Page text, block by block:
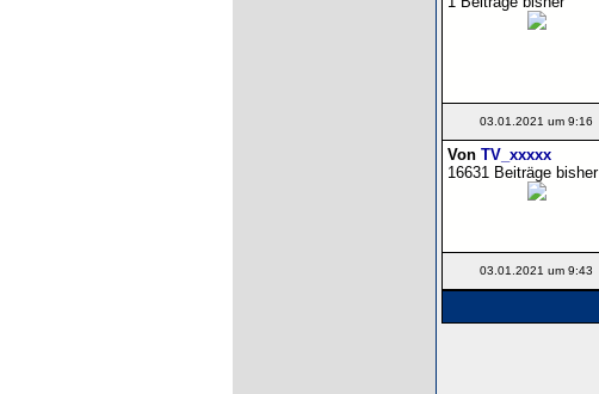
03.01.2021 um 9:16
Von TV_xxxxx
16631 Beiträge bisher
03.01.2021 um 9:43